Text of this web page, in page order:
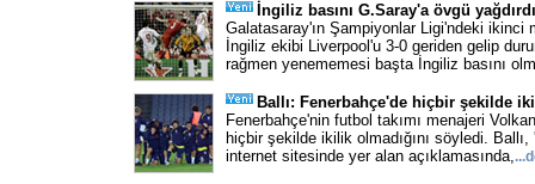
İngiliz basını G.Saray'a övgü yağdırdı
Galatasaray'ın Şampiyonlar Ligi'ndeki ikinci
İngiliz ekibi Liverpool'u 3-0 geriden gelip
rağmen yenememesi başta İngiliz basını
Ballı: Fenerbahçe'de hiçbir şekilde
Fenerbahçe'nin futbol takımı menajeri
hiçbir şekilde ikilik olmadığını söyledi.
internet sitesinde yer alan açıklamasında,...